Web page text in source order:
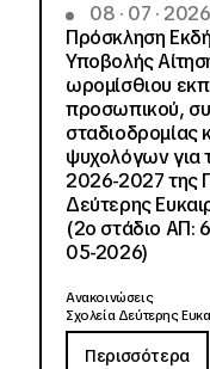
08 · 07 · 2026
Πρόσκληση
Υποβολής
ωρομίσθιου
προσωπικού,
σταδιοδρομίας
ψυχολόγων για
2026-2027 της
Δεύτερης
(2ο στάδιο
05-2026)
Ανακοινώσεις
Σχολεία Δεύτερης
Περισσότερα